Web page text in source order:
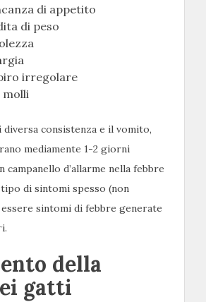
di appetito
di peso
irregolare
molli
diversa consistenza e il vomito,
mediamente 1-2 giorni
campanello d’allarme nella febbre
di sintomi spesso (non
sintomi di febbre generate
della
gatti